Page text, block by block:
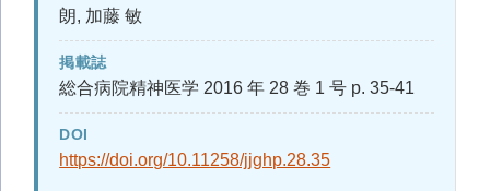
朗, 加藤 敏
掲載誌
総合病院精神医学 2016 年 28 巻 1 号 p. 35-41
DOI
https://doi.org/10.11258/jjghp.28.35